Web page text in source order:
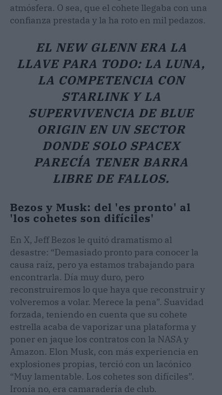
atmósfera. O sea, que el cohete llegaba con una
confianza prestada y la ha roto en mil pedazos.
EL NEW GLENN ERA LA
LLAVE PARA TODO: LA LUNA,
LA COMPETENCIA CON
STARLINK Y LA
SUPERVIVENCIA DE BLUE
ORIGIN EN UN SECTOR
DONDE SOLO SPACEX
PARECÍA TENER BARRA
LIBRE DE FALLOS.
Bezos y Musk: del 'es pronto' al
'los cohetes son difíciles'
En X, Jeff Bezos le quitó dramatismo al
desastre: “Demasiado pronto para conocer la
causa raíz, pero ya estamos trabajando para
encontrarla. Día muy duro, pero
reconstruiremos lo que haya que reconstruir y
volveremos a volar. Merece la pena”. Suavidad
forzada, teniendo en cuenta que su cohete
estrella acaba de vaporizar una plataforma y
poner en jaque los contratos con la NASA y
Amazon. Elon Musk, con más experiencia en
explosiones propias, terció con un lacónico
“Muy lamentable. Los cohetes son difíciles”.
Ironía no, era camaradería de club.